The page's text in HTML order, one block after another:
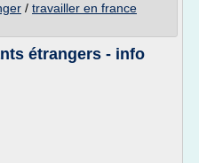
/ travailler en france
étrangers - info